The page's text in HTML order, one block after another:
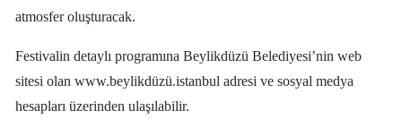
atmosfer oluşturacak.
Festivalin detaylı programına Beylikdüzü Belediyesi’nin web
sitesi olan www.beylikdüzü.istanbul adresi ve sosyal medya
hesapları üzerinden ulaşılabilir.